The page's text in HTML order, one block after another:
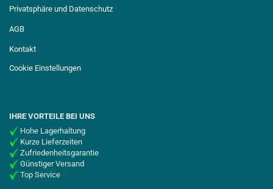
Privatsphäre und Datenschutz
AGB
Kontakt
Cookie Einstellungen
IHRE VORTEILE BEI UNS
Hohe Lagerhaltung
Kurze Lieferzeiten
Zufriedenheitsgarantie
Günstiger Versand
Top Service